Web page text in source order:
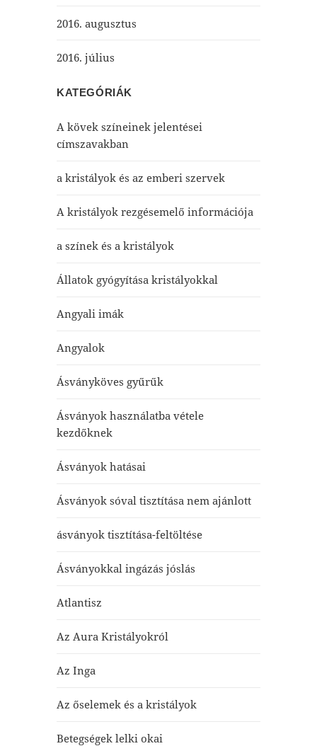
2016. augusztus
2016. július
KATEGÓRIÁK
A kövek színeinek jelentései
címszavakban
a kristályok és az emberi szervek
A kristályok rezgésemelő információja
a színek és a kristályok
Állatok gyógyítása kristályokkal
Angyali imák
Angyalok
Ásványköves gyűrűk
Ásványok használatba vétele
kezdőknek
Ásványok hatásai
Ásványok sóval tisztítása nem ajánlott
ásványok tisztítása-feltöltése
Ásványokkal ingázás jóslás
Atlantisz
Az Aura Kristályokról
Az Inga
Az őselemek és a kristályok
Betegségek lelki okai